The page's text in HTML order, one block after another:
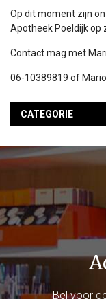
Op dit moment zijn
Apotheek Poeldijk op
Contact mag met
06-10389819 of
CATEGORIE
Bel voor